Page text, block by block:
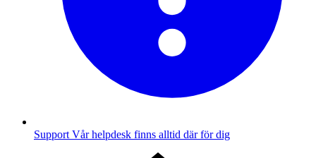
Support Vår helpdesk finns alltid där för dig